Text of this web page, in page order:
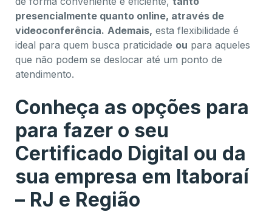
presencialmente quanto online, através de
videoconferência. Ademais, esta flexibilidade é
ideal para quem busca praticidade ou para aqueles
que não podem se deslocar até um ponto de
atendimento.
Conheça as opções para
para fazer o seu
Certificado Digital ou da
sua empresa em Itaboraí
– RJ e Região